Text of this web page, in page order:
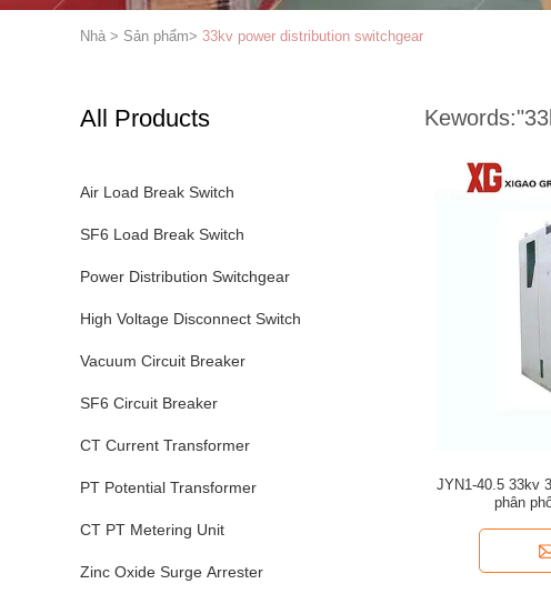
Nhà > Sản phẩm> 33kv power distribution switchgear
All Products
Air Load Break Switch
SF6 Load Break Switch
Power Distribution Switchgear
High Voltage Disconnect Switch
Vacuum Circuit Breaker
SF6 Circuit Breaker
CT Current Transformer
PT Potential Transformer
CT PT Metering Unit
Zinc Oxide Surge Arrester
Kewords:
JYN1-40.5 33kv
phân